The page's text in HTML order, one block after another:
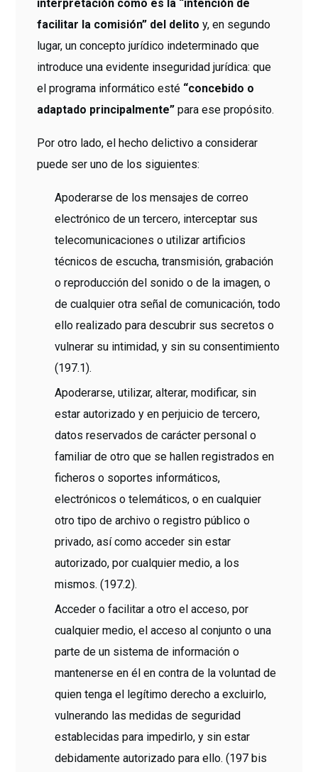
interpretación como es la “intención de
facilitar la comisión” del delito y, en segundo
lugar, un concepto jurídico indeterminado que
introduce una evidente inseguridad jurídica: que
el programa informático esté “concebido o
adaptado principalmente” para ese propósito.
Por otro lado, el hecho delictivo a considerar
puede ser uno de los siguientes:
Apoderarse de los mensajes de correo
electrónico de un tercero, interceptar sus
telecomunicaciones o utilizar artificios
técnicos de escucha, transmisión, grabación
o reproducción del sonido o de la imagen, o
de cualquier otra señal de comunicación, todo
ello realizado para descubrir sus secretos o
vulnerar su intimidad, y sin su consentimiento
(197.1).
Apoderarse, utilizar, alterar, modificar, sin
estar autorizado y en perjuicio de tercero,
datos reservados de carácter personal o
familiar de otro que se hallen registrados en
ficheros o soportes informáticos,
electrónicos o telemáticos, o en cualquier
otro tipo de archivo o registro público o
privado, así como acceder sin estar
autorizado, por cualquier medio, a los
mismos. (197.2).
Acceder o facilitar a otro el acceso, por
cualquier medio, el acceso al conjunto o una
parte de un sistema de información o
mantenerse en él en contra de la voluntad de
quien tenga el legítimo derecho a excluirlo,
vulnerando las medidas de seguridad
establecidas para impedirlo, y sin estar
debidamente autorizado para ello. (197 bis